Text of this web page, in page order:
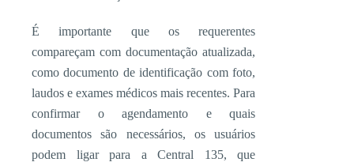
É importante que os requerentes
compareçam com documentação atualizada,
como documento de identificação com foto,
laudos e exames médicos mais recentes. Para
confirmar o agendamento e quais
documentos são necessários, os usuários
podem ligar para a Central 135, que